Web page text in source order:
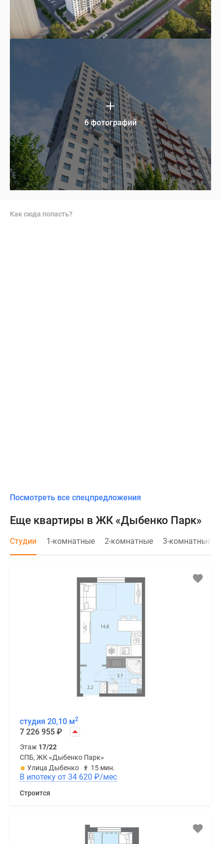
6 фотографий
Как сюда попасть?
Посмотреть все спецпредложения
Еще квартиры в ЖК «Дыбенко Парк»
Студии 1-комнатные 2-комнатные 3-комнатные
студия 20,10 м2
7 226 955 ₽
Этаж 17/22
СПБ, ЖК «Дыбенко Парк»
Улица Дыбенко
15 мин.
В ипотеку от 34 620 ₽/мес
Строится